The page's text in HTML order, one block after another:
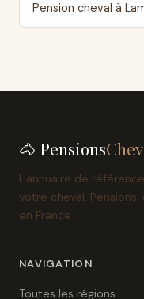
Pension cheval à
🐴 Pensions
L'annuaire de
votre cheval.
en France.
NAVIGATION
Toutes les régions